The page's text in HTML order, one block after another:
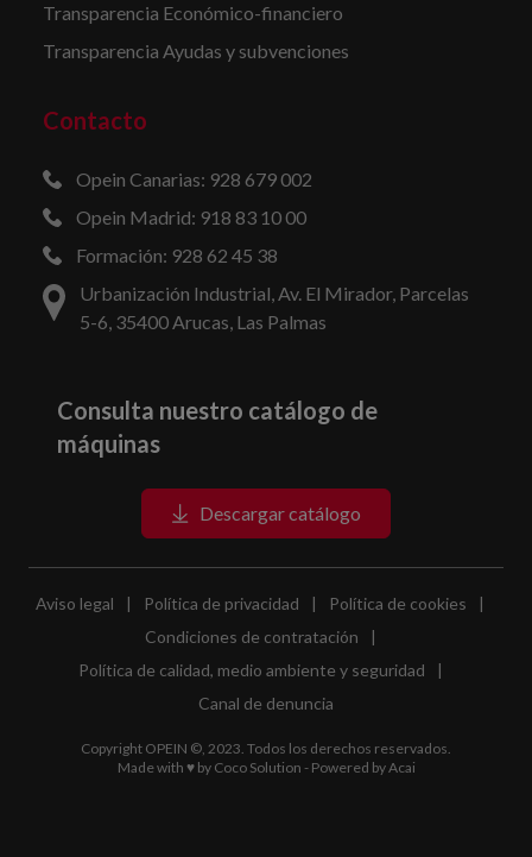
Transparencia Económico-financiero
Transparencia Ayudas y subvenciones
Contacto
Opein Canarias: 928 679 002
Opein Madrid: 918 83 10 00
Formación: 928 62 45 38
Urbanización Industrial, Av. El Mirador, Parcelas
5-6, 35400 Arucas, Las Palmas
Consulta nuestro catálogo de
máquinas
Descargar catálogo
Aviso legal | Política de privacidad | Política de cookies
|
Condiciones de contratación
|
Política de calidad, medio ambiente y seguridad
|
Canal de denuncia
Copyright OPEIN ©, 2023. Todos los derechos reservados.
Made with ♥ by Coco Solution - Powered byAcai